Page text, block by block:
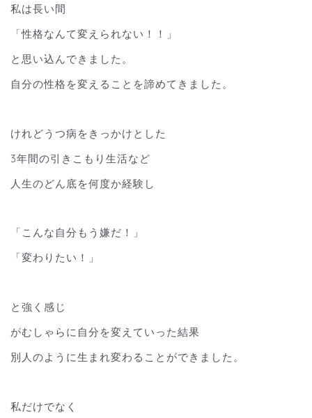
私は長い間
「性格なんて変えられない！！」
と思い込んできました。
自分の性格を変えることを諦めてきました。
けれどうつ病をきっかけとした
3年間の引きこもり生活など
人生のどん底を何度か経験し
「こんな自分もう嫌だ！」
「変わりたい！」
と強く感じ
がむしゃらに自分を変えていった結果
別人のように生まれ変わることができました。
私だけでなく